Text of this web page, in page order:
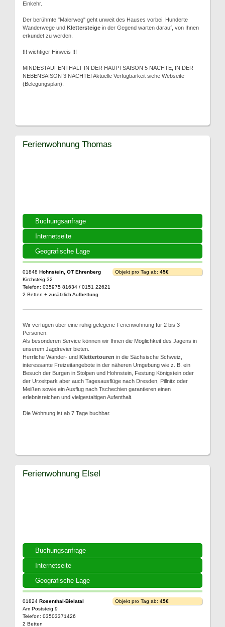
Einkehr.
Der berühmte "Malerweg" geht unweit des Hauses vorbei. Hunderte
Wanderwege und Klettersteige in der Gegend warten darauf, von Ihnen
erkundet zu werden.
!!! wichtiger Hinweis !!!
MINDESTAUFENTHALT IN DER HAUPTSAISON 5 NÄCHTE, IN DER
NEBENSAISON 3 NÄCHTE! Aktuelle Verfügbarkeit siehe Webseite
(Belegungsplan).
Buchungsanfrage
Internetseite
Geografische Lage
Ferienwohnung Thomas
01848 Hohnstein, OT Ehrenberg
Kirchsteig 32
Telefon: 035975 81634 / 0151 22621
2 Betten + zusätzlich Aufbettung
Objekt pro Tag ab: 45€
Wir verfügen über eine ruhig gelegene Ferienwohnung für 2 bis 3
Personen.
Als besonderen Service können wir Ihnen die Möglichkeit des Jagens in
unserem Jagdrevier bieten.
Herrliche Wander- und Klettertouren in die Sächsische Schweiz,
interessante Freizeitangebote in der näheren Umgebung wie z. B. ein
Besuch der Burgen in Stolpen und Hohnstein, Festung Königstein oder
der Urzeitpark aber auch Tagesausflüge nach Dresden, Pillnitz oder
Meißen sowie ein Ausflug nach Tschechien garantieren einen
erlebnisreichen und vielgestaltigen Aufenthalt.
Die Wohnung ist ab 7 Tage buchbar.
Buchungsanfrage
Internetseite
Geografische Lage
Ferienwohnung Elsel
01824 Rosenthal-Bielatal
Am Poststeig 9
Telefon: 03503371426
2 Betten
Objekt pro Tag ab: 45€